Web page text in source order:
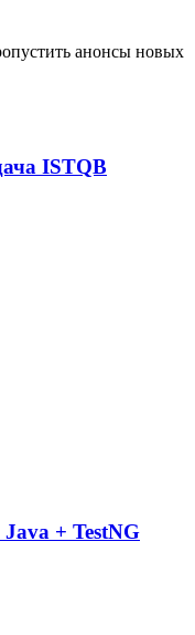
анонсы новых
ISTQB
+ TestNG